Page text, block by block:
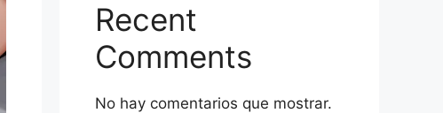
Recent
Comments
No hay comentarios que mostrar.